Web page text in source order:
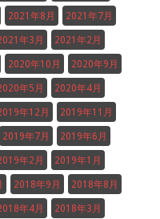
2021年8月 2021年7月
年3月 2021年2月
2020年10月 2020年9月
年5月 2020年4月
年12月 2019年11月
2019年7月 2019年6月
年2月 2019年1月
2018年9月 2018年8月
年4月 2018年3月